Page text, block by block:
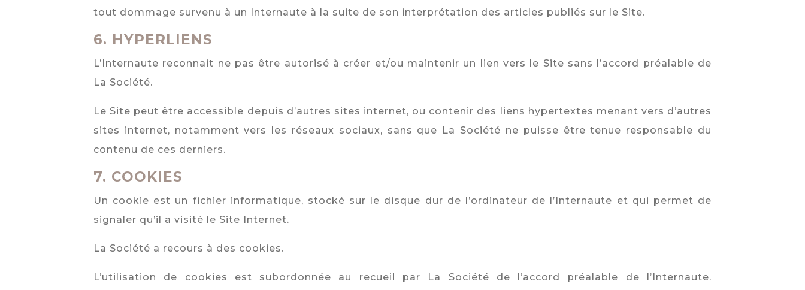
tout dommage survenu à un Internaute à la suite de son interprétation des articles publiés sur le Site.
6. HYPERLIENS
L’Internaute reconnait ne pas être autorisé à créer et/ou maintenir un lien vers le Site sans l’accord préalable de
La Société.
Le Site peut être accessible depuis d’autres sites internet, ou contenir des liens hypertextes menant vers d’autres
sites internet, notamment vers les réseaux sociaux, sans que La Société ne puisse être tenue responsable du
contenu de ces derniers.
7. COOKIES
Un cookie est un fichier informatique, stocké sur le disque dur de l’ordinateur de l’Internaute et qui permet de
signaler qu’il a visité le Site Internet.
La Société a recours à des cookies.
L’utilisation de cookies est subordonnée au recueil par La Société de l’accord préalable de l’Internaute.